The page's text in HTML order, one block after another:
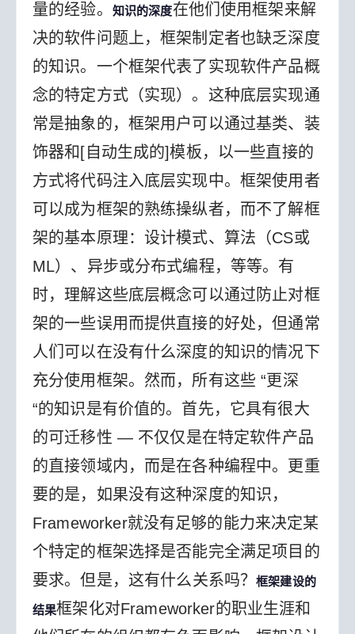
量的经验。
知识的深度在他们使用框架来解
决的软件问题上，框架制定者也缺乏深度
的知识。一个框架代表了实现软件产品概
念的特定方式（实现）。这种底层实现通
常是抽象的，框架用户可以通过基类、装
饰器和[自动生成的]模板，以一些直接的
方式将代码注入底层实现中。 框架使用者
可以成为框架的熟练操纵者，而不了解框
架的基本原理：设计模式、算法（CS或
ML）、异步或分布式编程，等等。有
时，理解这些底层概念可以通过防止对框
架的一些误用而提供直接的好处，但通常
人们可以在没有什么深度的知识的情况下
充分使用框架。然而，所有这些 “更深
“的知识是有价值的。首先，它具有很大
的可迁移性 — 不仅仅是在特定软件产品
的直接领域内，而是在各种编程中。更重
要的是，如果没有这种深度的知识，
Frameworker就没有足够的能力来决定某
个特定的框架选择是否能完全满足项目的
要求。但是，这有什么关系吗？框架建设的
结果框架化对Frameworker的职业生涯和